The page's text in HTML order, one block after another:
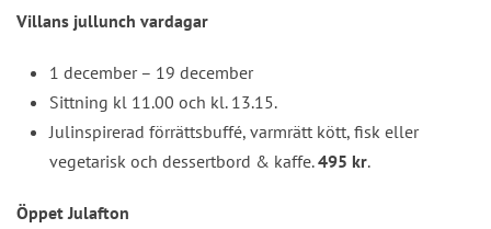
Villans jullunch vardagar
1 december – 19 december
Sittning kl 11.00 och kl. 13.15.
Julinspirerad förrättsbuffé, varmrätt kött, fisk eller
vegetarisk och dessertbord & kaffe.495 kr.
Öppet Julafton